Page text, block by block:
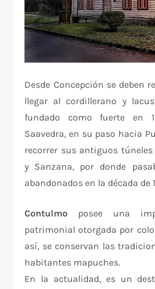
Desde Concepción se deben
llegar al cordillerano y
fundado como fuerte en
Saavedra, en su paso hacia
recorrer sus antiguos
y Sanzana, por donde
abandonados en la década de
Contulmo posee una
patrimonial otorgada por
así, se conservan las
habitantes mapuches.
En la actualidad, es un